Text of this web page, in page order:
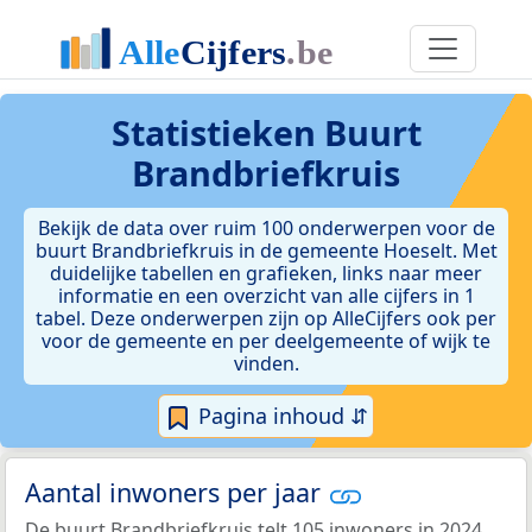
Statistieken Buurt
Brandbriefkruis
Bekijk de data over ruim 100 onderwerpen voor de
buurt Brandbriefkruis in de gemeente Hoeselt. Met
duidelijke tabellen en grafieken, links naar meer
informatie en een overzicht van alle cijfers in 1
tabel. Deze onderwerpen zijn op AlleCijfers ook per
voor de gemeente en per deelgemeente of wijk te
vinden.
Pagina inhoud ⇵
Aantal inwoners per jaar